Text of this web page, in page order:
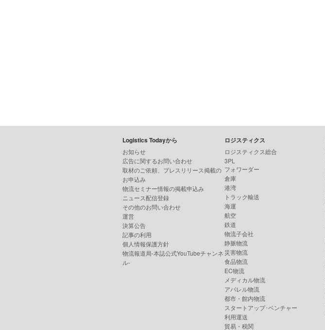
Logistics Todayから
お知らせ
広告に関するお問い合わせ
取材のご依頼、プレスリリース掲載の
お申込み
物流セミナー情報の掲載申込み
ニュース配信登録
その他のお問い合わせ
運営
決算公告
記事の利用
個人情報保護方針
物流報道局-本誌公式YouTubeチャンネ
ル-
ロジスティクス
ロジスティクス総合
3PL
フォワーダー
倉庫
港湾
トラック輸送
海運
航空
鉄道
物流子会社
静脈物流
災害物流
食品物流
EC物流
メディカル物流
アパレル物流
都市・館内物流
スタートアップ･ベンチャー
利用運送
貿易・税関